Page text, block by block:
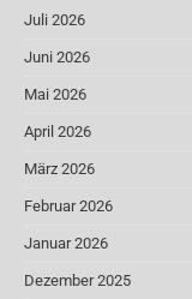
Juli 2026
Juni 2026
Mai 2026
April 2026
März 2026
Februar 2026
Januar 2026
Dezember 2025